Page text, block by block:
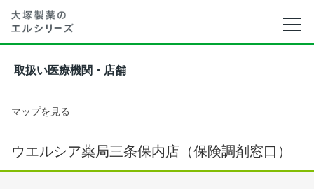
取扱い医療機関・店舗
マップを見る
ウエルシア薬局三条保内店（保険調剤窓口）